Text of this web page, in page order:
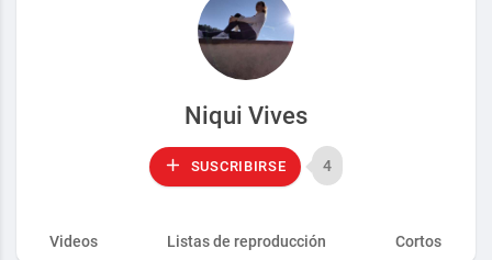
Niqui Vives
SUSCRIBIRSE 4
Videos Listas de reproducción Cortos